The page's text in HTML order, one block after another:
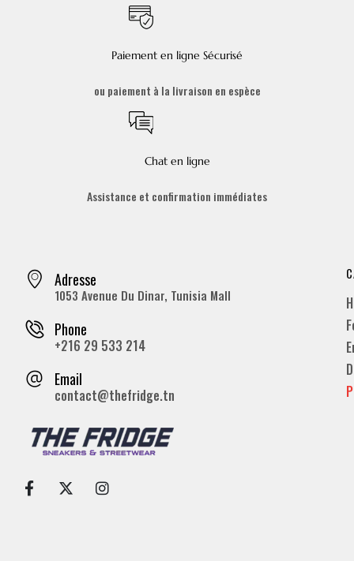
Paiement en ligne Sécurisé
ou paiement à la livraison en espèce
Chat en ligne
Assistance et confirmation immédiates
Adresse
1053 Avenue Du Dinar, Tunisia Mall
Phone
+216 29 533 214
Email
contact@thefridge.tn